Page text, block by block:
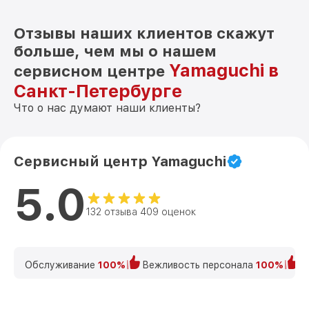
Отзывы наших клиентов скажут
больше, чем мы о нашем
сервисном центре Yamaguchi в
Санкт-Петербурге
Что о нас думают наши клиенты?
Сервисный центр Yamaguchi
5.0 132 отзыва 409 оценок
Обслуживание 100% Вежливость персонала 100%